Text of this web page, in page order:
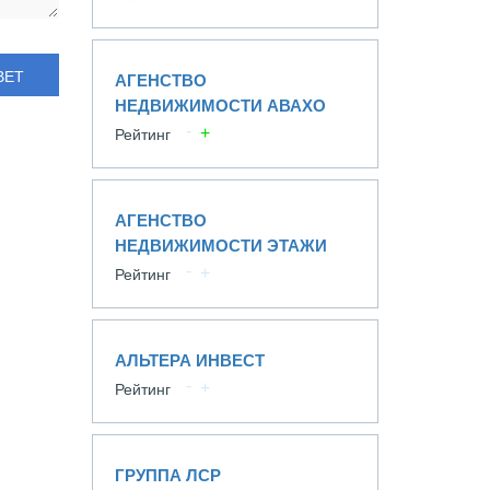
АГЕНСТВО
НЕДВИЖИМОСТИ АВАХО
Рейтинг
АГЕНСТВО
НЕДВИЖИМОСТИ ЭТАЖИ
Рейтинг
АЛЬТЕРА ИНВЕСТ
Рейтинг
ГРУППА ЛСР